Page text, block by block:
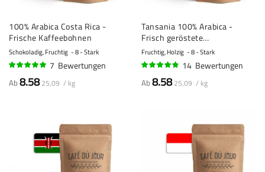
100% Arabica Costa Rica -
Frische Kaffeebohnen
Schokoladig, Fruchtig 8 - Stark
7 Bewertungen
Ab8.58 25,09 / kg
Tansania 100% Arabica -
Frisch geröstete
Kaffeebohnen
Fruchtig, Holzig 8 - Stark
14 Bewertungen
Ab8.58 25,09 / kg